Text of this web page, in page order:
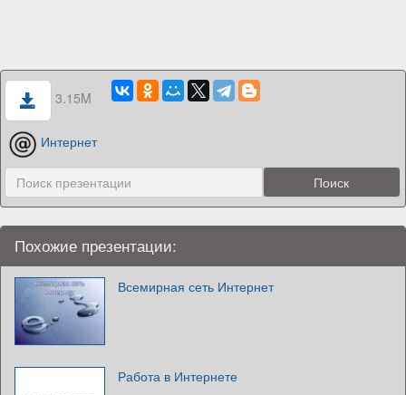
3.15M
Интернет
Похожие презентации:
Всемирная сеть Интернет
Работа в Интернете